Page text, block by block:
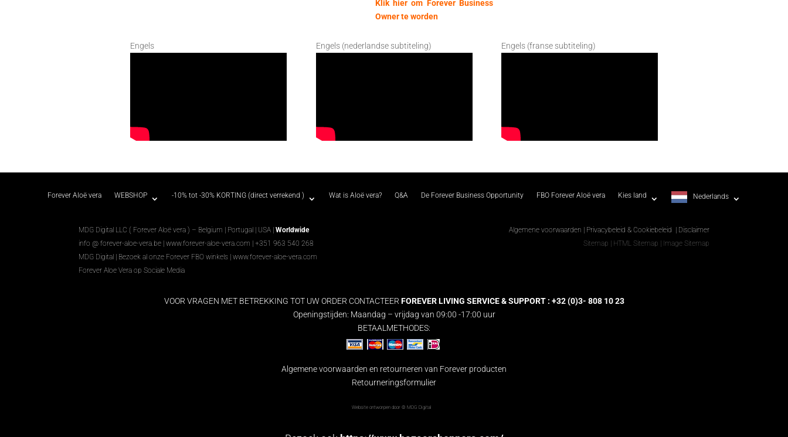
Klik hier om Forever Business
Owner te worden
Engels Engels (nederlandse subtiteling) Engels (franse subtiteling)
Forever Aloë vera WEBSHOP -10% tot -30% KORTING (direct verrekend ) Wat is Aloë vera? Q&A De Forever Business Opportunity FBO Forever Aloë vera Kies land Nederlands
MDG Digital LLC ( Forever Aloë vera ) – Belgium | Portugal | USA |Worldwide
info @ forever-aloe-vera.be |www.forever-aloe-vera.com
| +351 963 540 268
MDG Digital
Bezoek al onze Forever FBO winkels |www.forever-aloe-vera.com
Forever Aloe Vera op Sociale Media
Algemene voorwaarden Privacybeleid & Cookiebeleid
Disclaimer
Sitemap
HTML Sitemap Image Sitemap
VOOR VRAGEN MET BETREKKING TOT UW ORDER CONTACTEER FOREVER LIVING SERVICE & SUPPORT : +32 (0)3- 808 10 23
Openingstijden: Maandag – vrijdag van 09:00 -17:00 uur
BETAALMETHODES:
Algemene voorwaarden en retourneren van Forever producten
Retourneringsformulier
Website ontworpen door © MDG Digital